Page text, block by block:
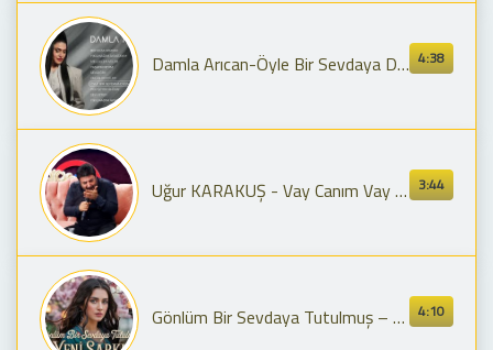
4:38
Damla Arıcan-Öyle Bir Sevdaya Düşmüşüm
3:44
Uğur KARAKUŞ - Vay Canım Vay (Canlı)
4:10
Gönlüm Bir Sevdaya Tutulmuş – Yeni Şarkı 2025 | Sanal Müzisyenler